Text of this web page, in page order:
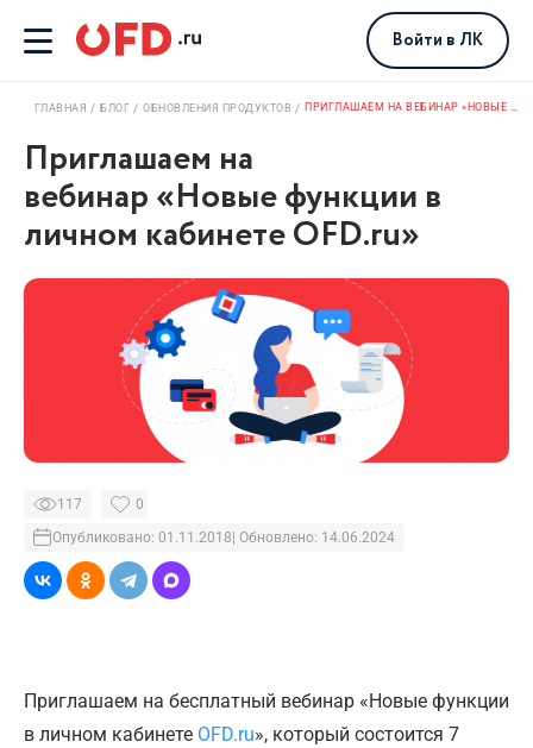
Войти в ЛК
ГЛАВНАЯ БЛОГ ОБНОВЛЕНИЯ ПРОДУКТОВ ПРИГЛАШАЕМ НА ВЕБИНАР «НОВЫЕ ФУНКЦИИ В ЛИЧНОМ КАБИНЕТЕ OFD.RU»
Приглашаем на
вебинар «Новые функции в
личном кабинете OFD.ru»
117
Опубликовано: 01.11.2018 | Обновлено: 14.06.2024
0
Приглашаем на бесплатный вебинар «Новые функции
в личном кабинете OFD.ru», который состоится 7